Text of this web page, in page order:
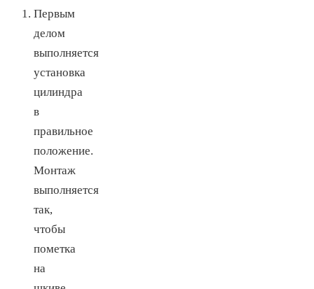
Первым
делом
выполняется
установка
цилиндра
в
правильное
положение.
Монтаж
выполняется
так,
чтобы
пометка
на